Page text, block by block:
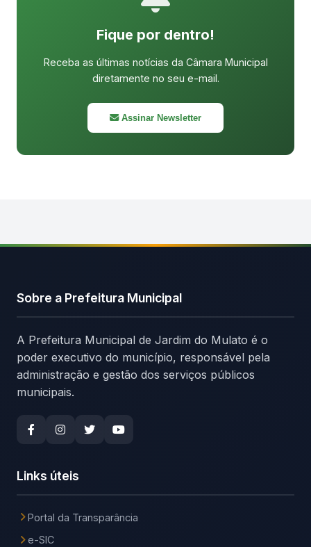
Fique por dentro!
Receba as últimas notícias da Câmara Municipal
diretamente no seu e-mail.
Assinar Newsletter
Sobre a Prefeitura Municipal
A Prefeitura Municipal de Jardim do Mulato é o
poder executivo do município, responsável pela
administração e gestão dos serviços públicos
municipais.
Links úteis
Portal da Transparância
e-SIC